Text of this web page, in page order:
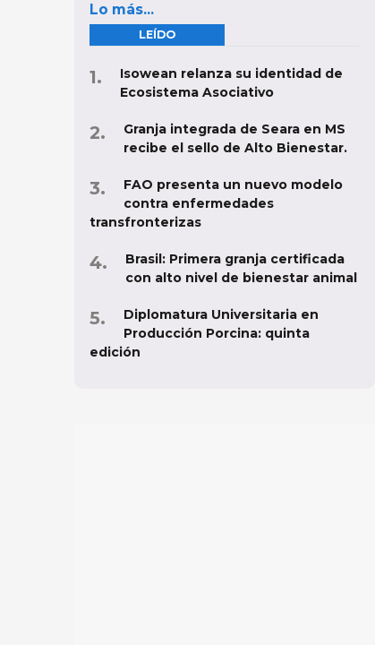
Lo más...
LEÍDO
Isowean relanza su identidad de
Ecosistema Asociativo
Granja integrada de Seara en MS
recibe el sello de Alto Bienestar.
FAO presenta un nuevo modelo
contra enfermedades
transfronterizas
Brasil: Primera granja certificada
con alto nivel de bienestar animal
Diplomatura Universitaria en
Producción Porcina: quinta
edición